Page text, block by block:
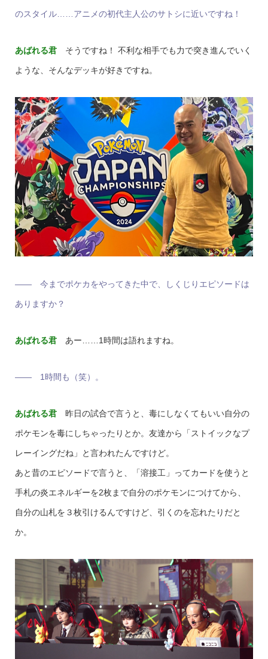
のスタイル……アニメの初代主人公のサトシに近いですね！
あばれる君そうですね！ 不利な相手でも力で突き進んでいく
ような、そんなデッキが好きですね。
―― 今までポケカをやってきた中で、しくじりエピソードは
ありますか？
あばれる君あー……1時間は語れますね。
―― 1時間も（笑）。
あばれる君昨日の試合で言うと、毒にしなくてもいい自分の
ポケモンを毒にしちゃったりとか。友達から「ストイックなプ
レーイングだね」と言われたんですけど。
あと昔のエピソードで言うと、「溶接工」ってカードを使うと
手札の炎エネルギーを2枚まで自分のポケモンにつけてから、
自分の山札を３枚引けるんですけど、引くのを忘れたりだと
か。